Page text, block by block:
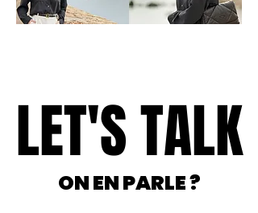
LET'S TALK
LET'S TALK
ON EN PARLE ?